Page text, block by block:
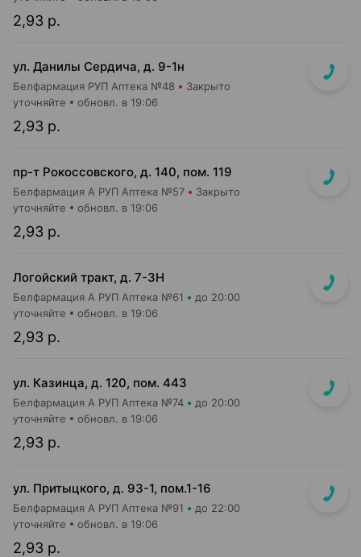
2,93 р.
ул. Данилы Сердича, д. 9-1н
Белфармация РУП Аптека №48 Закрыто
2,93 р.
уточняйте обновл. в 19:06
пр-т Рокоссовского, д. 140, пом. 119
Белфармация А РУП Аптека №57 Закрыто
2,93 р.
уточняйте обновл. в 19:06
Логойский тракт, д. 7-3Н
Белфармация А РУП Аптека №61 до 20:00
2,93 р.
уточняйте обновл. в 19:06
ул. Казинца, д. 120, пом. 443
Белфармация А РУП Аптека №74 до 20:00
2,93 р.
уточняйте обновл. в 19:06
ул. Притыцкого, д. 93-1, пом.1-16
Белфармация А РУП Аптека №91 до 22:00
2,93 р.
уточняйте обновл. в 19:06